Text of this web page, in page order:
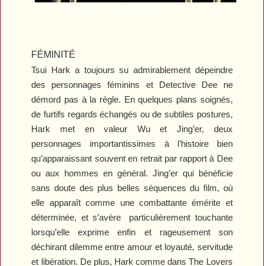
FÉMINITÉ
Tsui Hark a toujours su admirablement dépeindre
des personnages féminins et Detective Deene
démord pas à la règle. En quelques plans soignés,
de furtifs regards échangés ou de subtiles postures,
Hark met en valeur Wu et Jing’er, deux
personnages importantissimes à l’histoire bien
qu’apparaissant souvent en retrait par rapport à Dee
ou aux hommes en général. Jing’er qui bénéficie
sans doute des plus belles séquences du film, où
elle apparaît comme une combattante émérite et
déterminée, et s’avère
particulièrement touchante
lorsqu’elle exprime enfin et rageusement son
déchirant dilemme entre amour et loyauté, servitude
et libération. De plus, Hark comme dansThe Lovers